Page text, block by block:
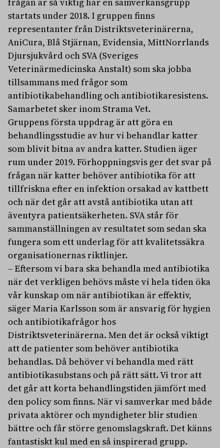
startats under 2018. I gruppen finns
representanter från Distriktsveterinärerna,
AniCura, Blå Stjärnan, Evidensia, MittNorrlands
Djursjukvård och SVA (Sveriges
Veterinärmedicinska Anstalt) som ska jobba
tillsammans med frågor som
antibiotikabehandling och antibiotikaresistens.
Samarbetet sker inom Strama Vet.
Gruppens första uppdrag är att göra en
behandlingsstudie av hur vi behandlar katter
som blivit bitna av andra katter. Studien äger
rum under 2019. Förhoppningsvis ger det svar på
frågan när katter behöver antibiotika för att
tillfriskna efter en infektion orsakad av kattbett
och när det går att avstå antibiotika utan att
äventyra patientsäkerheten. SVA står för
sammanställningen av resultatet som sedan ska
fungera som ett underlag för att kvalitetssäkra
organisationernas riktlinjer.
– Eftersom vi bara ska behandla med antibiotika
när det verkligen behövs måste vi hela tiden öka
vår kunskap om när antibiotikan är effektiv,
säger Maria Karlsson som är ansvarig för hygien
och antibiotikafrågor hos
Distriktsveterinärerna. Men det är också viktigt
att de patienter som behöver antibiotika
behandlas. Då behöver vi behandla med rätt
antibiotikasubstans och på rätt sätt. Vi tror att
det går att korta behandlingstiden jämfört med
den policy som finns. När vi samverkar med både
privata aktörer och myndigheter blir studien
bättre och får större genomslagskraft. Det känns
fantastiskt kul med en så inspirerad grupp.